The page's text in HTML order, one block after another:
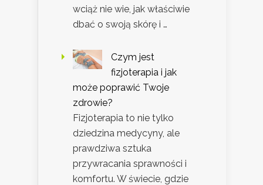
wciąż nie wie, jak właściwie
dbać o swoją skórę i …
Czym jest
fizjoterapia i jak
może poprawić Twoje
zdrowie?
Fizjoterapia to nie tylko
dziedzina medycyny, ale
prawdziwa sztuka
przywracania sprawności i
komfortu. W świecie, gdzie